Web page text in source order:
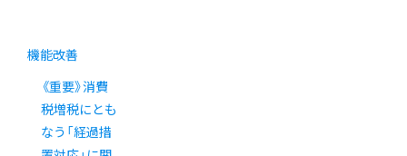
機能改善
《重要》消費
税増税にとも
なう「経過措